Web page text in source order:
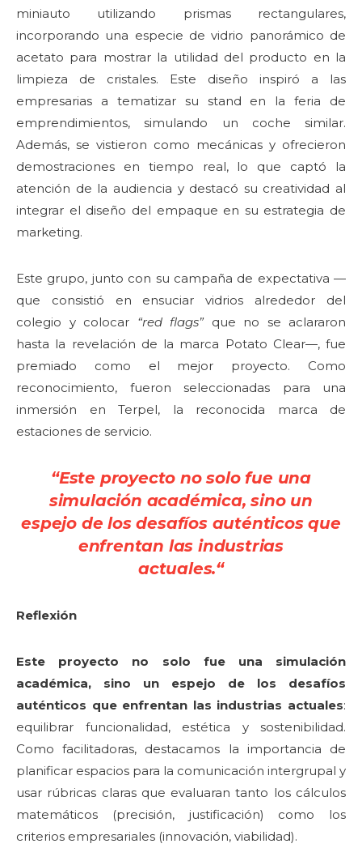
miniauto utilizando prismas rectangulares,
incorporando una especie de vidrio panorámico de
acetato para mostrar la utilidad del producto en la
limpieza de cristales. Este diseño inspiró a las
empresarias a tematizar su stand en la feria de
emprendimientos, simulando un coche similar.
Además, se vistieron como mecánicas y ofrecieron
demostraciones en tiempo real, lo que captó la
atención de la audiencia y destacó su creatividad al
integrar el diseño del empaque en su estrategia de
marketing.
Este grupo, junto con su campaña de expectativa —
que consistió en ensuciar vidrios alrededor del
colegio y colocar “red flags” que no se aclararon
hasta la revelación de la marca Potato Clear—, fue
premiado como el mejor proyecto. Como
reconocimiento, fueron seleccionadas para una
inmersión en Terpel, la reconocida marca de
estaciones de servicio.
“Este proyecto no solo fue una
simulación académica, sino un
espejo de los desafíos auténticos que
enfrentan las industrias
actuales.“
Reflexión
Este proyecto no solo fue una simulación
académica, sino un espejo de los desafíos
auténticos que enfrentan las industrias actuales:
equilibrar funcionalidad, estética y sostenibilidad.
Como facilitadoras, destacamos la importancia de
planificar espacios para la comunicación intergrupal y
usar rúbricas claras que evaluaran tanto los cálculos
matemáticos (precisión, justificación) como los
criterios empresariales (innovación, viabilidad).